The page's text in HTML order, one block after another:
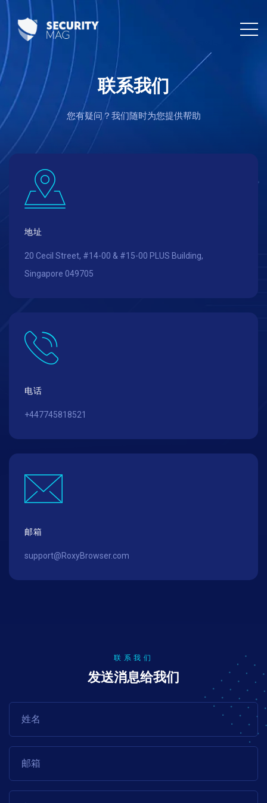
联系我们
您有疑问？我们随时为您提供帮助
地址
20 Cecil Street, #14-00 & #15-00 PLUS Building,
Singapore 049705
电话
+447745818521
邮箱
support@RoxyBrowser.com
联系我们
发送消息给我们